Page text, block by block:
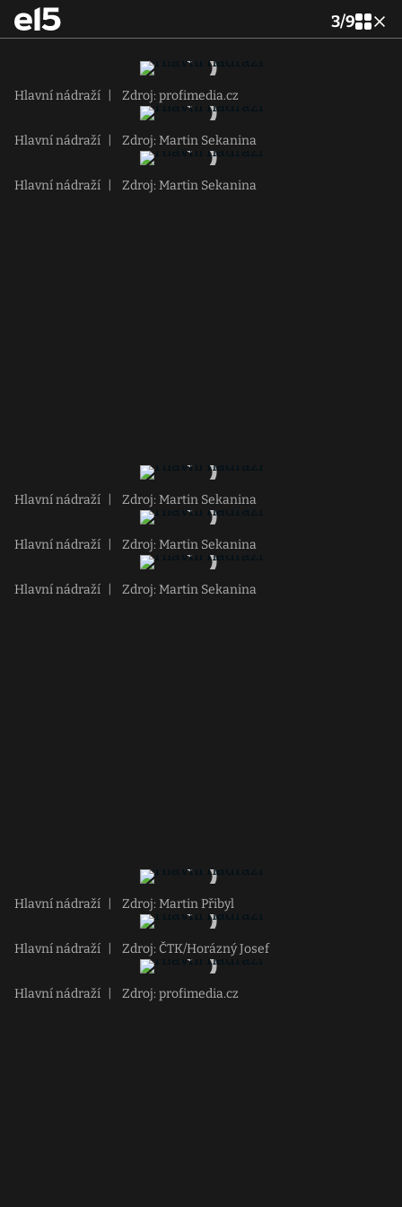
3/9
Hlavní nádraží Zdroj: profimedia.cz
Hlavní nádraží Zdroj: Martin Sekanina
Hlavní nádraží Zdroj: Martin Sekanina
Hlavní nádraží Zdroj: Martin Sekanina
Hlavní nádraží Zdroj: Martin Sekanina
Hlavní nádraží Zdroj: Martin Sekanina
Hlavní nádraží Zdroj: Martin Přibyl
Hlavní nádraží Zdroj: ČTK/Horázný Josef
Hlavní nádraží Zdroj: profimedia.cz